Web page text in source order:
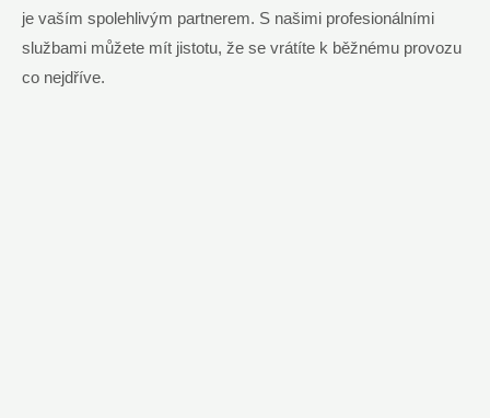
je vaším spolehlivým partnerem. S našimi profesionálními
službami můžete mít jistotu, že se vrátíte k běžnému provozu
co nejdříve.